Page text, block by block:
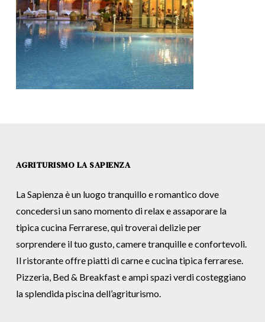
AGRITURISMO LA SAPIENZA
La Sapienza è un luogo tranquillo e romantico dove
concedersi un sano momento di relax e assaporare la
tipica cucina Ferrarese, qui troverai delizie per
sorprendere il tuo gusto, camere tranquille e confortevoli.
Il ristorante offre piatti di carne e cucina tipica ferrarese.
Pizzeria, Bed & Breakfast e ampi spazi verdi costeggiano
la splendida piscina dell’agriturismo.